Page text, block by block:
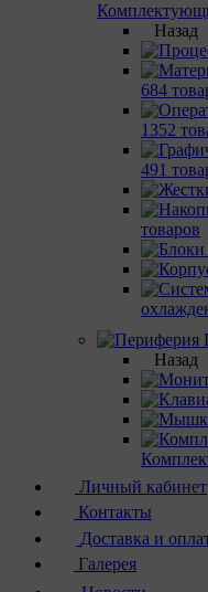
Назад
684
1352
491
товаров
Назад
Личный кабинет
Контакты
Доставка и
Галерея